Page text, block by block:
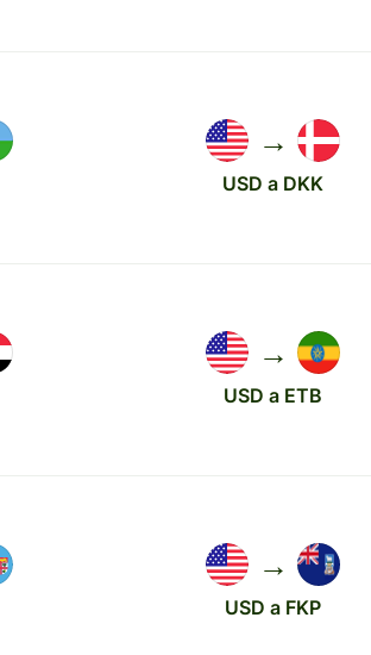
→
USD a DKK
→
USD a ETB
→
USD a FKP